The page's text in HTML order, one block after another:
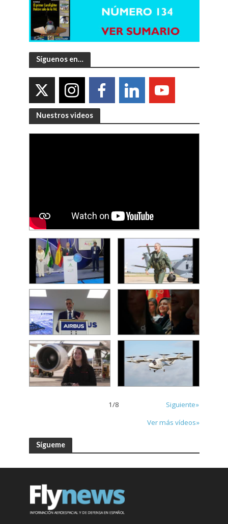
Síguenos en…
Nuestros videos
1/8
Siguiente»
Ver más vídeos»
Sígueme